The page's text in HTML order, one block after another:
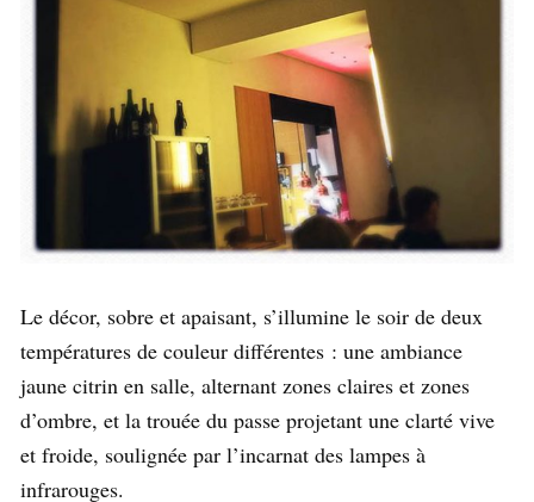
Le décor, sobre et apaisant, s’illumine le soir de deux
températures de couleur différentes : une ambiance
jaune citrin en salle, alternant zones claires et zones
d’ombre, et la trouée du passe projetant une clarté vive
et froide, soulignée par l’incarnat des lampes à
infrarouges.